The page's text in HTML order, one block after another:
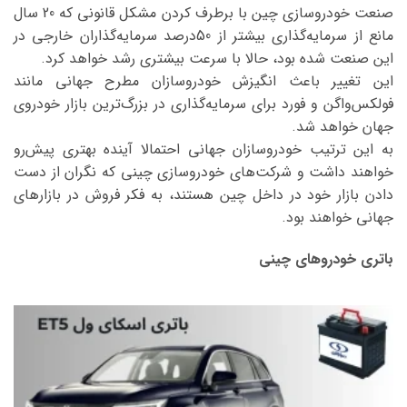
صنعت خودروسازی چین با برطرف کردن مشکل قانونی که 20 سال
مانع از سرمایه‌گذاری بیشتر از 50درصد سرمایه‌گذاران خارجی در
این صنعت شده بود، حالا با سرعت بیشتری رشد خواهد کرد.
این تغییر باعث انگیزش خودروسازان مطرح جهانی مانند
فولکس‌واگن و فورد برای سرمایه‌گذاری در بزرگ‌ترین بازار خودروی
جهان خواهد شد.
به این ترتیب خودروسازان جهانی احتمالا آینده بهتری پیش‌رو
خواهند داشت و شرکت‌های خودروسازی چینی که نگران از دست
دادن بازار خود در داخل چین هستند، به فکر فروش در بازارهای
جهانی خواهند بود.
باتری خودروهای چینی